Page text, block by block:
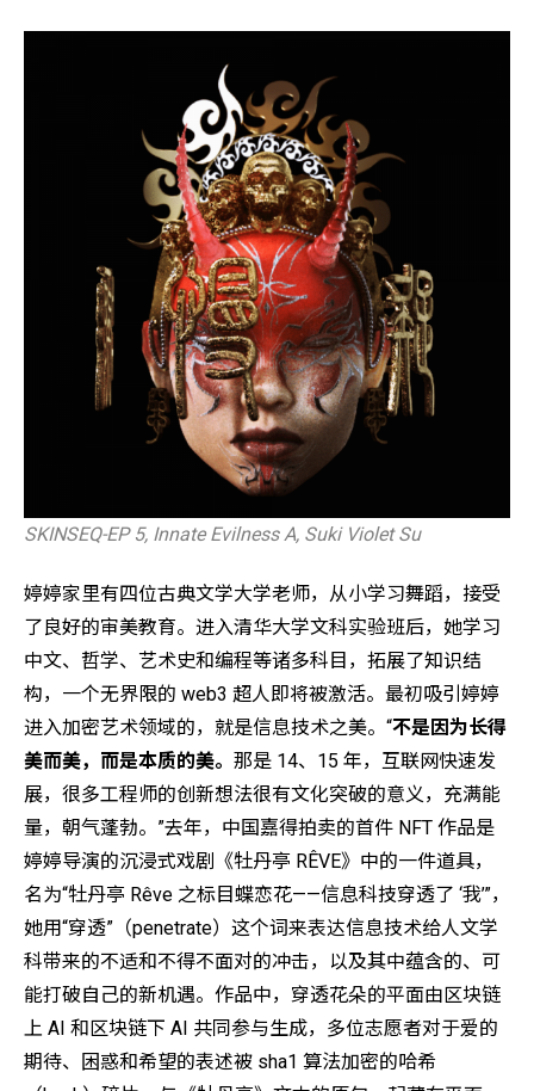
SKINSEQ-EP 5, Innate Evilness A, Suki Violet Su
婷婷家里有四位古典文学大学老师，从小学习舞蹈，接受
了良好的审美教育。进入清华大学文科实验班后，她学习
中文、哲学、艺术史和编程等诸多科目，拓展了知识结
构，一个无界限的 web3 超人即将被激活。最初吸引婷婷
进入加密艺术领域的，就是信息技术之美。“不是因为长得
美而美，而是本质的美。 那是 14、15 年，互联网快速发
展，很多工程师的创新想法很有文化突破的意义，充满能
量，朝气蓬勃。”去年，中国嘉得拍卖的首件 NFT 作品是
婷婷导演的沉浸式戏剧《牡丹亭 RÊVE》中的一件道具，
名为“牡丹亭 Rêve 之标目蝶恋花——信息科技穿透了 ‘我’”，
她用“穿透”（penetrate）这个词来表达信息技术给人文学
科带来的不适和不得不面对的冲击，以及其中蕴含的、可
能打破自己的新机遇。作品中，穿透花朵的平面由区块链
上 AI 和区块链下 AI 共同参与生成，多位志愿者对于爱的
期待、困惑和希望的表述被 sha1 算法加密的哈希